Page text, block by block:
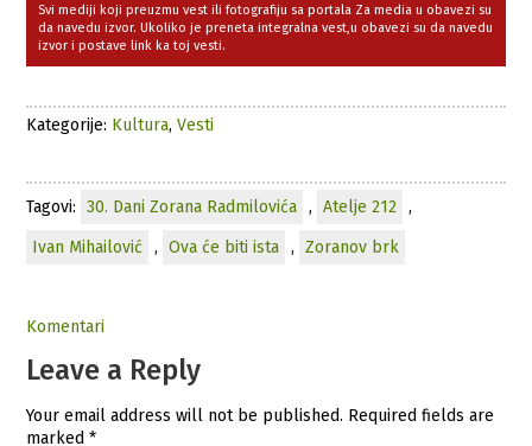
Svi mediji koji preuzmu vest ili fotografiju sa portala Za media u obavezi su
da navedu izvor. Ukoliko je preneta integralna vest,u obavezi su da navedu
izvor i postave link ka toj vesti.
Kategorije: Kultura,Vesti
Tagovi: 30. Dani Zorana Radmilovića , Atelje 212
,
Ivan Mihailović
, Ova će biti ista , Zoranov brk
Komentari
Leave a Reply
Your email address will not be published. Required fields are
marked*